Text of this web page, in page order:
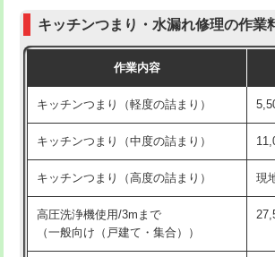
管・ポリ管・HT管使用/3ｍ超え)
排水管工事（土の掘削・埋め戻し作
排水管工事（排水管工事/3ｍまで）
排水管工事（追加 排水管工事/3ｍ超
マス交換（土の掘削・埋め戻し作業）
マス交換（深さ50㎝未満）
式・ワンホール）)
交換・取付(排水栓・排水トラップ
持込商品取付（単水栓）
キッチンつまり・水漏れ修理の作業
作業内容
キッチンつまり（軽度の詰まり）
キッチンつまり（中度の詰まり）
キッチンつまり（高度の詰まり） 現
高圧洗浄機使用/3mまで
（一般向け（戸建て・集合））